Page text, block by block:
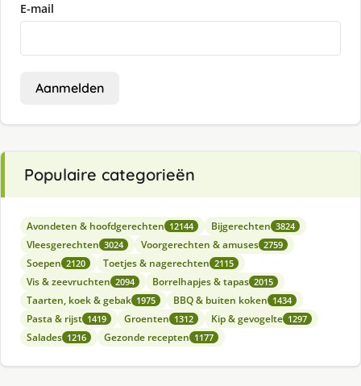
E-mail
Aanmelden
Populaire categorieën
Avondeten & hoofdgerechten 12144 Bijgerechten 3824
Vleesgerechten 3024 Voorgerechten & amuses 2759
Soepen 2120 Toetjes & nagerechten 2115
Vis & zeevruchten 2094 Borrelhapjes & tapas 2015
Taarten, koek & gebak 1975 BBQ & buiten koken 1434
Pasta & rijst 1419 Groenten 1312 Kip & gevogelte 1297
Salades 1216 Gezonde recepten 1177